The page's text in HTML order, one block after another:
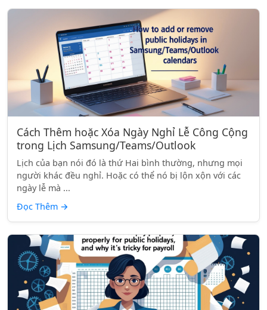
Cách Thêm hoặc Xóa Ngày Nghỉ Lễ Công Cộng
trong Lịch Samsung/Teams/Outlook
Lịch của bạn nói đó là thứ Hai bình thường, nhưng mọi
người khác đều nghỉ. Hoặc có thể nó bị lộn xộn với các
ngày lễ mà ...
Đọc Thêm →